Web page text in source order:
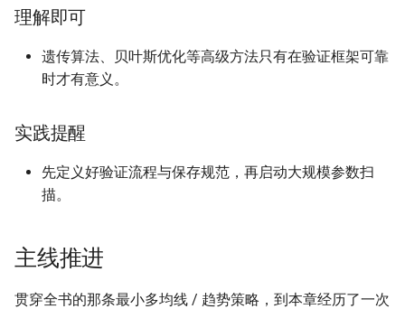
理解即可
遗传算法、贝叶斯优化等高级方法只有在验证框架可靠
时才有意义。
实践提醒
先定义好验证流程与保存规范，再启动大规模参数扫
描。
主线推进
贯穿全书的那条最小多均线 / 趋势策略，到本章经历了一次